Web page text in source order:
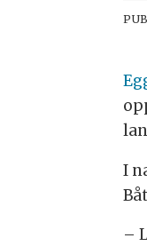
I
–